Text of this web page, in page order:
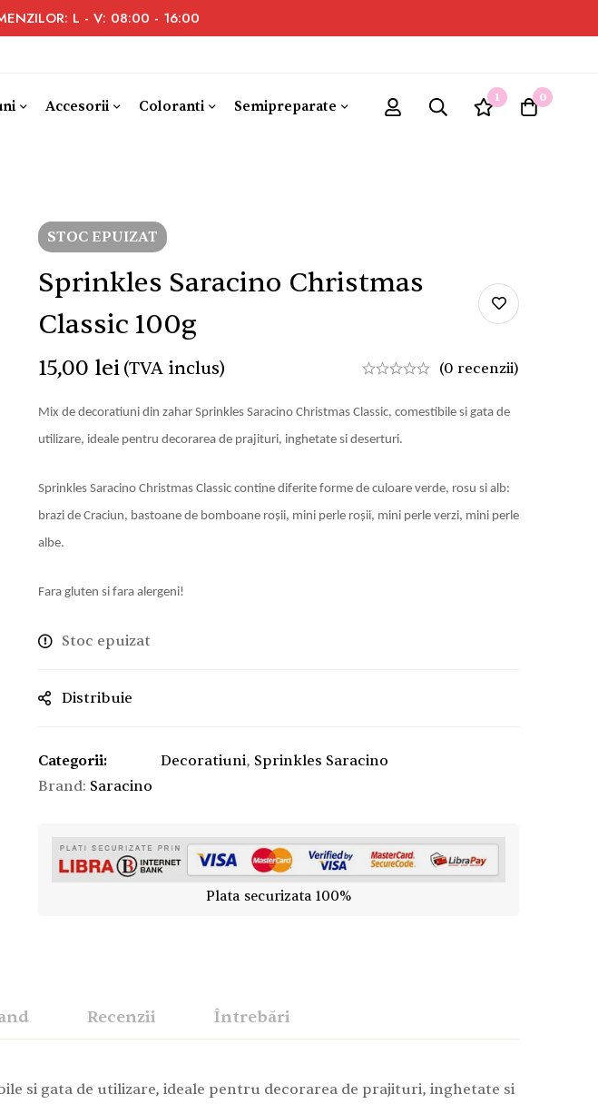
L - V: 08:00 - 16:00
Accesorii Coloranti Semipreparate
1 0
STOC EPUIZAT
Sprinkles Saracino Christmas
Classic 100g
15,00 lei (TVA inclus) (0 recenzii)
Mix de decoratiuni din zahar Sprinkles Saracino Christmas Classic, comestibile si gata de
utilizare, ideale pentru decorarea de prajituri, inghetate si deserturi.
Sprinkles Saracino Christmas Classic contine diferite forme de culoare verde, rosu si alb:
brazi de Craciun, bastoane de bomboane roșii, mini perle roșii, mini perle verzi, mini perle
albe.
Fara gluten si fara alergeni!
Stoc epuizat
Distribuie
Categorii: Decoratiuni, Sprinkles Saracino
Brand: Saracino
Plata securizata 100%
Recenzii Întrebări
si gata de utilizare, ideale pentru decorarea de prajituri, inghetate si